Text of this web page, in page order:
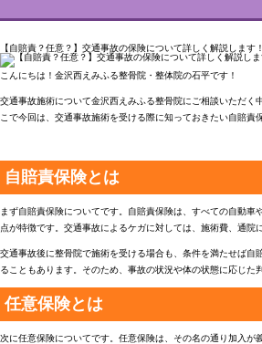
【自賠責？任意？】交通事故の保険について詳しく解説します！
こんにちは！金沢西えみふる整骨院・整体院の石平です！
交通事故施術について金沢西えみふる整骨院にご相談いただ
こで今回は、交通事故施術を受ける際に知っておきたい自賠
自賠責保険とは
まず自賠責保険についてです。自賠責保険は、すべての自動
点が特徴です。交通事故によるケガに対しては、施術費、通院
交通事故後に整骨院で施術を受ける場合も、条件を満たせば
ることもあります。そのため、事故の状況や体の状態に応じた
任意保険とは
次に任意保険についてです。任意保険は、その名の通り加入